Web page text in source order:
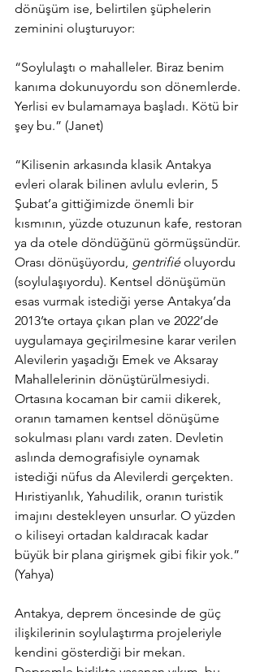
dönüşüm ise, belirtilen şüphelerin
zeminini oluşturuyor:
“Soylulaştı o mahalleler. Biraz benim
kanıma dokunuyordu son dönemlerde.
Yerlisi ev bulamamaya başladı. Kötü bir
şey bu.” (Janet)
“Kilisenin arkasında klasik Antakya
evleri olarak bilinen avlulu evlerin, 5
Şubat’a gittiğimizde önemli bir
kısmının, yüzde otuzunun kafe, restoran
ya da otele döndüğünü görmüşsündür.
Orası dönüşüyordu, gentrifié oluyordu
(soylulaşıyordu). Kentsel dönüşümün
esas vurmak istediği yerse Antakya’da
2013’te ortaya çıkan plan ve 2022’de
uygulamaya geçirilmesine karar verilen
Alevilerin yaşadığı Emek ve Aksaray
Mahallelerinin dönüştürülmesiydi.
Ortasına kocaman bir camii dikerek,
oranın tamamen kentsel dönüşüme
sokulması planı vardı zaten. Devletin
aslında demografisiyle oynamak
istediği nüfus da Alevilerdi gerçekten.
Hıristiyanlık, Yahudilik, oranın turistik
imajını destekleyen unsurlar. O yüzden
o kiliseyi ortadan kaldıracak kadar
büyük bir plana girişmek gibi fikir yok.”
(Yahya)
Antakya, deprem öncesinde de güç
ilişkilerinin soylulaştırma projeleriyle
kendini gösterdiği bir mekan.